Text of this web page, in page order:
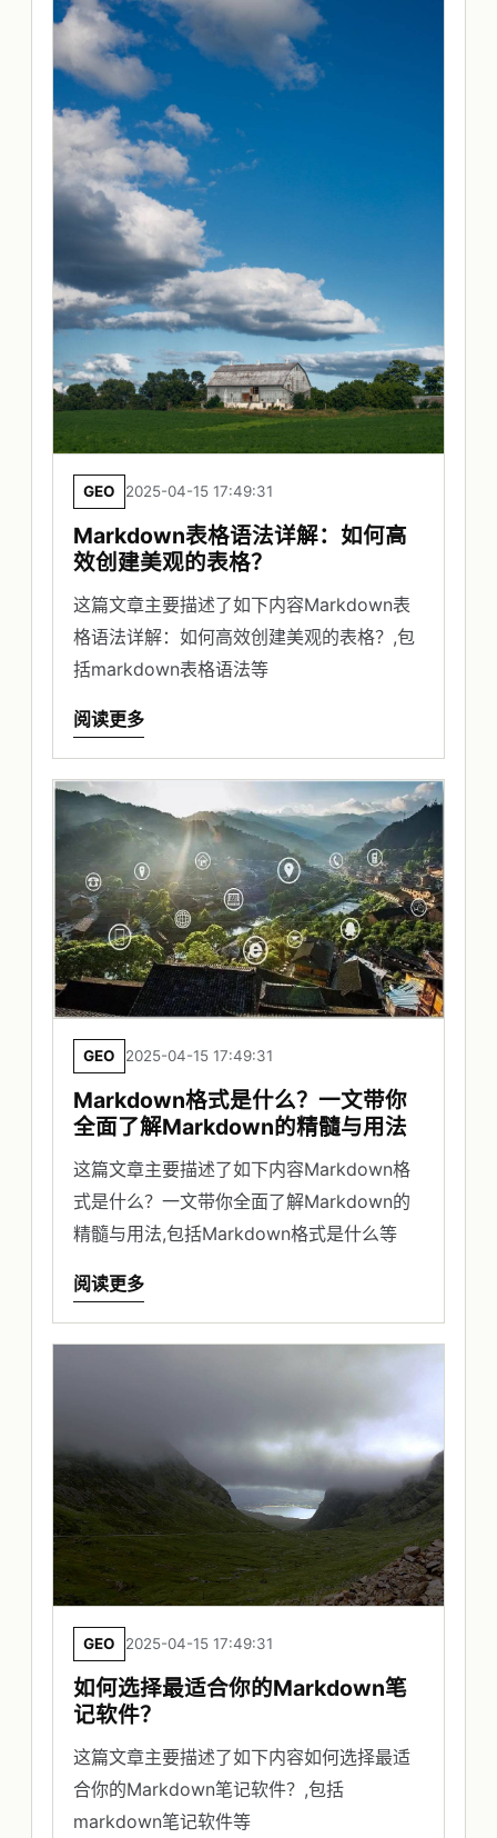
GEO 2025-04-15 17:49:31
Markdown表格语法详解：如何高
效创建美观的表格？
这篇文章主要描述了如下内容Markdown表
格语法详解：如何高效创建美观的表格？,包
括markdown表格语法等
阅读更多
GEO 2025-04-15 17:49:31
Markdown格式是什么？一文带你
全面了解Markdown的精髓与用法
这篇文章主要描述了如下内容Markdown格
式是什么？一文带你全面了解Markdown的
精髓与用法,包括Markdown格式是什么等
阅读更多
GEO 2025-04-15 17:49:31
如何选择最适合你的Markdown笔
记软件？
这篇文章主要描述了如下内容如何选择最适
合你的Markdown笔记软件？,包括
markdown笔记软件等